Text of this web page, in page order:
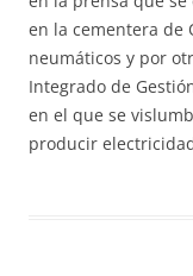
en la cementera de
neumáticos y por
Integrado de
en el que se
producir